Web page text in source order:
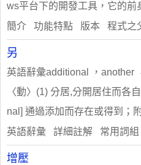
ws平台下的開發工具，它的前
簡介 功能特點 版本 程式之
另
英語辭彙additional ，another
〈動〉(1) 分居,分開居住而各
nal] 通過添加而存在或得到；
英語辭彙 詳細註解 常用詞
增壓